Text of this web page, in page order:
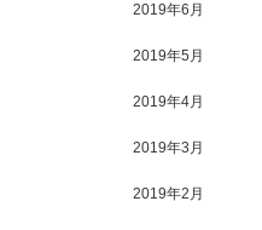
2019年6月
2019年5月
2019年4月
2019年3月
2019年2月